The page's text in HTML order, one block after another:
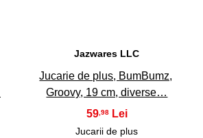
Jazwares LLC
Jucarie de plus, BumBumz,
Groovy, 19 cm, diverse…
59,98
Jucarii de plus